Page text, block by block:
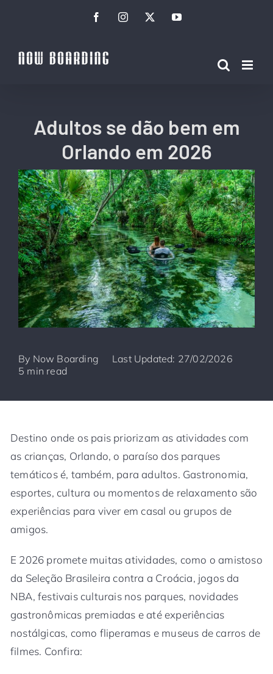
conteúdo
FacebookInstagramTwitterYouTube
Adultos se dão bem em
Orlando em 2026
By Now Boarding
Last Updated: 27/02/2026
5 min read
Destino onde os pais priorizam as atividades com
as crianças, Orlando, o paraíso dos parques
temáticos é, também, para adultos. Gastronomia,
esportes, cultura ou momentos de relaxamento são
experiências para viver em casal ou grupos de
amigos.
E 2026 promete muitas atividades, como o amistoso
da Seleção Brasileira contra a Croácia, jogos da
NBA, festivais culturais nos parques, novidades
gastronômicas premiadas e até experiências
nostálgicas, como fliperamas e museus de carros de
filmes. Confira: